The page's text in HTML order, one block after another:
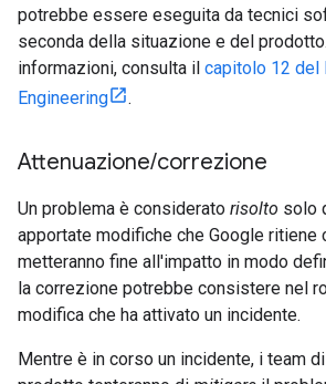
potrebbe essere eseguita da tecnici
seconda della situazione e del
informazioni, consulta il capitolo 12 del
Engineering
.
Attenuazione/correzione
Un problema è considerato risolto solo
apportate modifiche che Google ritiene
metteranno fine all'impatto in modo
la correzione potrebbe consistere nel
modifica che ha attivato un incidente.
Mentre è in corso un incidente, i team